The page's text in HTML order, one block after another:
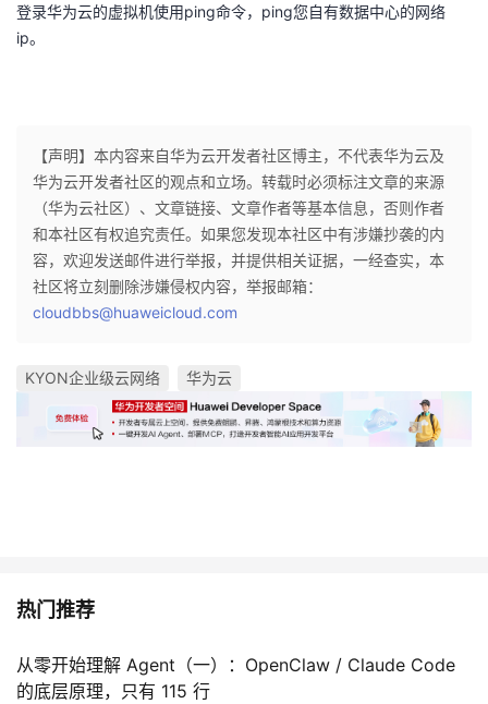
登录华为云的虚拟机使用ping命令，ping您自有数据中心的网络
ip。
【声明】本内容来自华为云开发者社区博主，不代表华为云及
华为云开发者社区的观点和立场。转载时必须标注文章的来源
（华为云社区）、文章链接、文章作者等基本信息，否则作者
和本社区有权追究责任。如果您发现本社区中有涉嫌抄袭的内
容，欢迎发送邮件进行举报，并提供相关证据，一经查实，本
社区将立刻删除涉嫌侵权内容，举报邮箱：
cloudbbs@huaweicloud.com
KYON企业级云网络 华为云
热门推荐
从零开始理解 Agent（一）：OpenClaw / Claude Code
的底层原理，只有 115 行